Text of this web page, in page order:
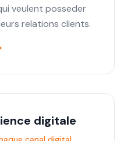
veulent posseder
relations clients.
digitale